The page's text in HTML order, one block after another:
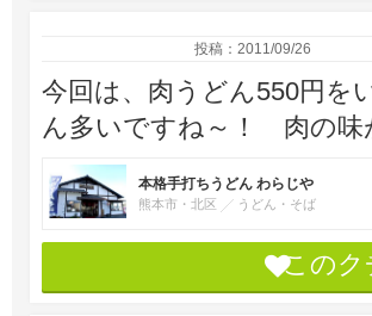
投稿：2011/09/26
今回は、肉うどん550円を
ん多いですね～！ 肉の味
本格手打ちうどん わらじや
熊本市・北区 うどん・そば
このク